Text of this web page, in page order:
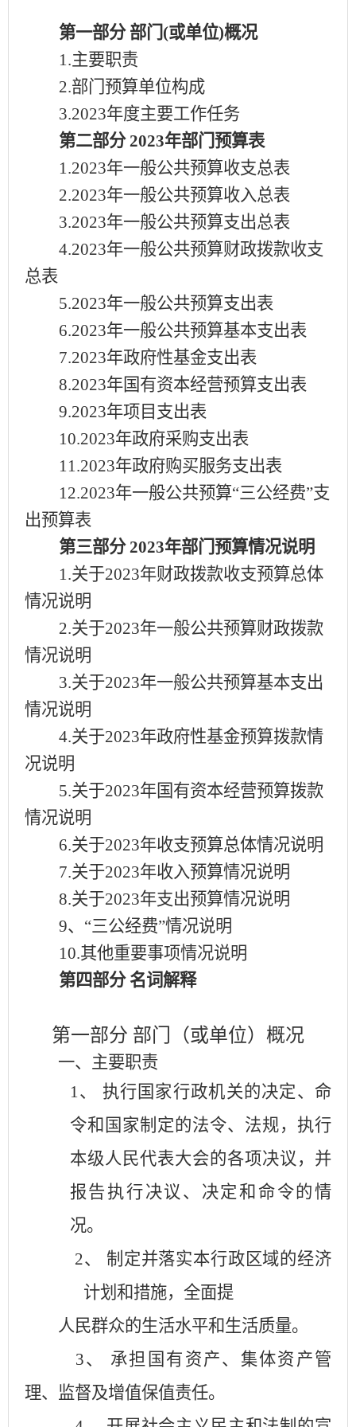
第一部分 部门 (或单位)概况
1.主要职责
2.部门预算单位构成
3.2023年度主要工作任务
第二部分 2023年部门预算表
1.2023年一般公共预算收支总表
2.2023年一般公共预算收入总表
3.2023年一般公共预算支出总表
4.2023年一般公共预算财政拨款收支
总表
5.2023年一般公共预算支出表
6.2023年一般公共预算基本支出表
7.2023年政府性基金支出表
8.2023年国有资本经营预算支出表
9.2023年项目支出表
10.2023年政府采购支出表
11.2023年政府购买服务支出表
12.2023年一般公共预算“三公经费”支
出预算表
第三部分 2023年部门预算情况说明
1.关于2023年财政拨款收支预算总体
情况说明
2.关于2023年一般公共预算财政拨款
情况说明
3.关于2023年一般公共预算基本支出
情况说明
4.关于2023年政府性基金预算拨款情
况说明
5.关于2023年国有资本经营预算拨款
情况说明
6.关于2023年收支预算总体情况说明
7.关于2023年收入预算情况说明
8.关于2023年支出预算情况说明
9、“三公经费”情况说明
10.其他重要事项情况说明
第四部分 名词解释
第一部分 部门（或单位）概况
一、主要职责
1、 执行国家行政机关的决定、命
令和国家制定的法令、法规，执行
本级人民代表大会的各项决议，并
报告执行决议、决定和命令的情
况。
2、 制定并落实本行政区域的经济
计划和措施，全面提
人民群众的生活水平和生活质量。
3、 承担国有资产、集体资产管
理、监督及增值保值责任。